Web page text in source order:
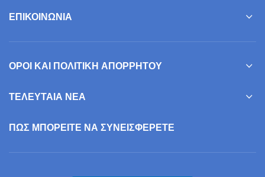
ΕΠΙΚΟΙΝΩΝΊΑ
ΌΡΟΙ ΚΑΙ ΠΟΛΙΤΙΚΉ ΑΠΟΡΡΉΤΟΥ
ΤΕΛΕΥΤΑΊΑ ΝΈΑ
ΠΩΣ ΜΠΟΡΕΊΤΕ ΝΑ ΣΥΝΕΙΣΦΕΡΕΤΕ